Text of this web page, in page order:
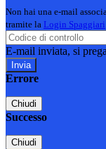
Non hai una e-mail
tramite la Login Spaggiari
E-mail inviata, si
Errore
Chiudi
Successo
Chiudi